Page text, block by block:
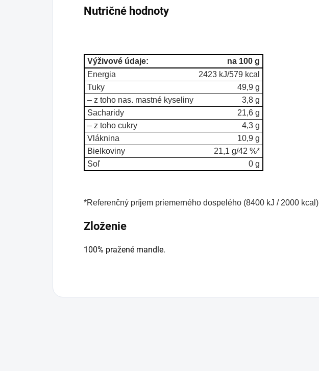
Nutričné hodnoty
Výživové údaje:
na 100 g
Energia
2423 kJ/579 kcal
Tuky
49,9 g
– z toho nas. mastné kyseliny
3,8 g
Sacharidy
21,6 g
– z toho cukry
4,3 g
Vláknina
10,9 g
Bielkoviny
21,1 g/42 %*
Soľ
0 g
*Referenčný príjem priemerného dospelého (8400 kJ / 2000 kcal)
Zloženie
100% pražené mandle.